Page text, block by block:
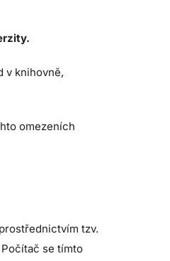
v knihovně,
omezeních
tzv.
se tímto